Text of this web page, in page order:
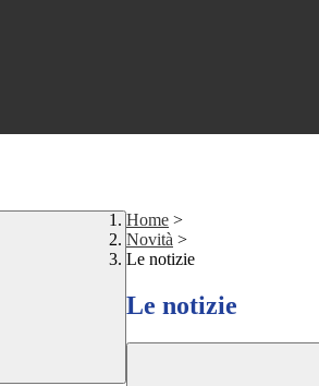
Home >
Novità >
Le notizie
Le notizie